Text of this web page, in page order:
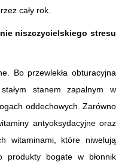
cały rok.
niszczycielskiego stresu
Bo przewlekła obturacyjna
stanem zapalnym w
oddechowych. Zarówno
antyoksydacyjne oraz
witaminami, które niwelują
produkty bogate w błonnik